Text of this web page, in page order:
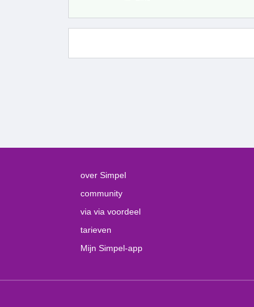
over Simpel
community
via via voordeel
tarieven
Mijn Simpel-app